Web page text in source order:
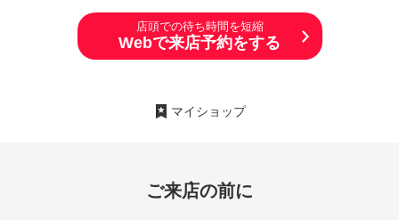
店頭での待ち時間を短縮
Webで来店予約をする
マイショップ
ご来店の前に